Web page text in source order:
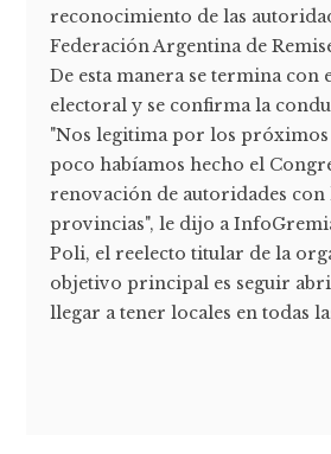
reconocimiento de las
Federación Argentina de
De esta manera se termina con
electoral y se confirma la
"Nos legitima por los próximos
poco habíamos hecho el
renovación de autoridades con
provincias", le dijo a
Poli, el reelecto titular de la
objetivo principal es seguir
llegar a tener locales en todas